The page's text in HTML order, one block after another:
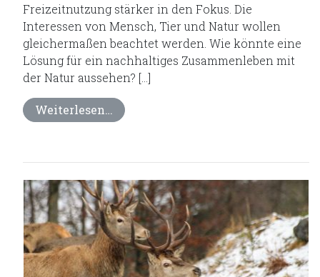
Freizeitnutzung stärker in den Fokus. Die
Interessen von Mensch, Tier und Natur wollen
gleichermaßen beachtet werden. Wie könnte eine
Lösung für ein nachhaltiges Zusammenleben mit
der Natur aussehen? […]
Weiterlesen…